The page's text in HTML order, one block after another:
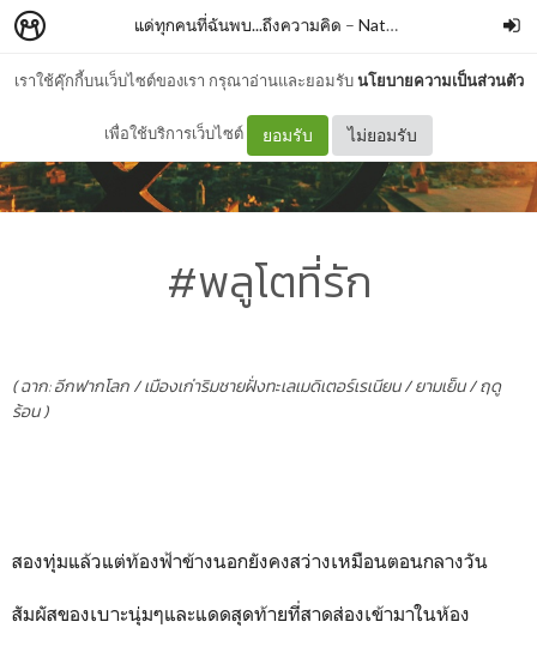
เราใช้คุ๊กกี้บนเว็บไซต์ของเรา กรุณาอ่านและยอมรับนโยบายความเป็นส่วนตัว
เพื่อใช้บริการเว็บไซต์ ยอมรับ ไม่ยอมรับ
แด่ทุกคนที่ฉันพบ...ถึงความคิด – Nattawadee Kongsang
#พลูโตที่รัก
( ฉาก: อีกฟากโลก / เมืองเก่าริมชายฝั่งทะเลเมดิเตอร์เรเนียน / ยามเย็น / ฤดู
ร้อน )
สองทุ่มแล้วแต่ท้องฟ้าข้างนอกยังคงสว่างเหมือนตอนกลางวัน
สัมผัสของเบาะนุ่มๆและแดดสุดท้ายที่สาดส่องเข้ามาในห้อง